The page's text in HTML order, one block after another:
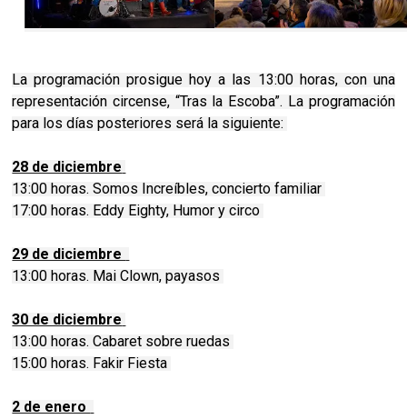
La programación prosigue hoy a las 13:00 horas, con una
representación circense, “Tras la Escoba”. La programación
para los días posteriores será la siguiente:
28 de diciembre
13:00 horas. Somos Increíbles, concierto familiar
17:00 horas. Eddy Eighty, Humor y circo
29 de diciembre
13:00 horas. Mai Clown, payasos
30 de diciembre
13:00 horas. Cabaret sobre ruedas
15:00 horas. Fakir Fiesta
2 de enero